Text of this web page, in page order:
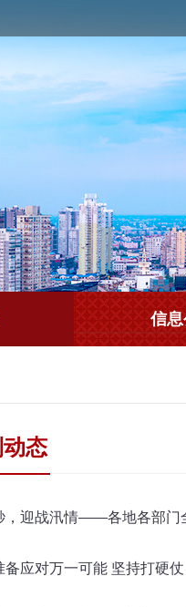
信
态
，迎战汛情——各地各部门
备应对万一可能 坚持打硬